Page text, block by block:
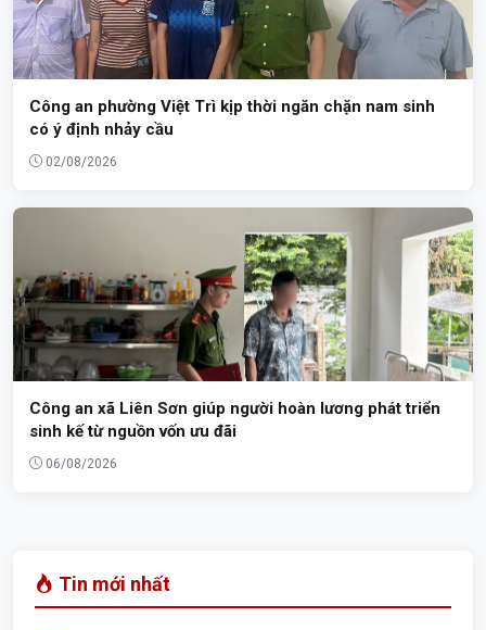
Công an phường Việt Trì kịp thời ngăn chặn nam sinh
có ý định nhảy cầu
02/08/2026
Công an xã Liên Sơn giúp người hoàn lương phát triển
sinh kế từ nguồn vốn ưu đãi
06/08/2026
Tin mới nhất